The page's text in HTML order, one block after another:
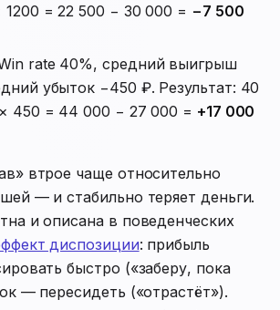
= 22 500 − 30 000 = −7 500
rate 40%, средний выигрыш
убыток −450 ₽. Результат: 40
450 = 44 000 − 27 000 = +17 000
втрое чаще относительно
— и стабильно теряет деньги.
и описана в поведенческих
диспозиции: прибыль
быстро («заберу, пока
— пересидеть («отрастёт»).